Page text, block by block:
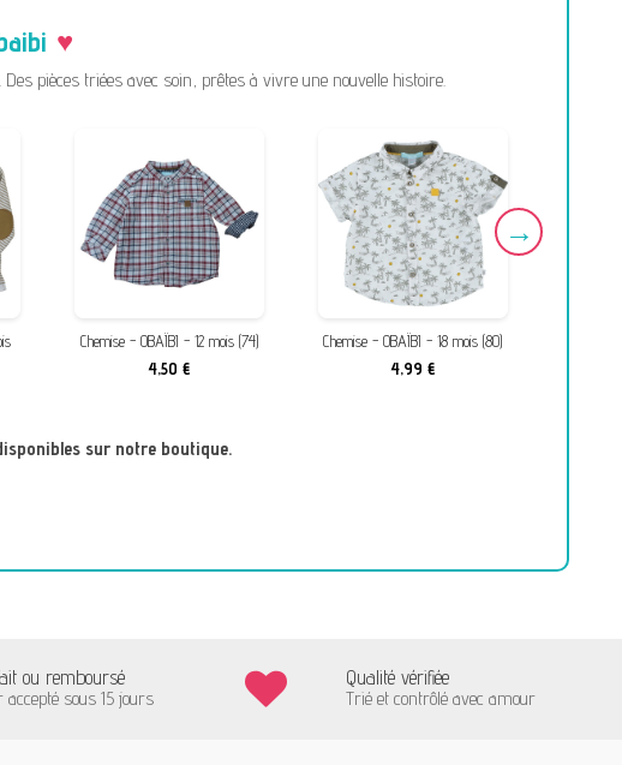
pièces triées avec soin, prêtes à vivre une nouvelle histoire.
Chemise - OBAÏBI - 12 mois (74)
4,50 €
Chemise - OBAÏBI - 18 mois (80)
4,99 €
sur notre boutique.
ou remboursé
accepté sous 15 jours
Qualité vérifiée
Trié et contrôlé avec amour